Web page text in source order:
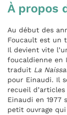
À propos
Au début des
Foucault est un
Il devient vite
foucaldienne en
traduit La
pour Einaudi. Il
recueil
Einaudi en 1977
petit ouvrage